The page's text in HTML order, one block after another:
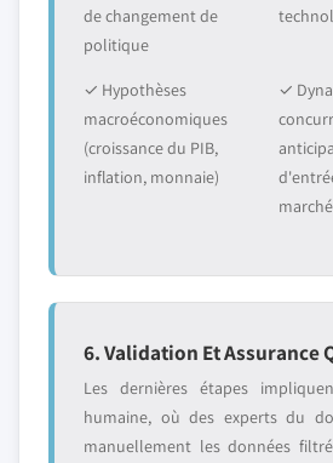
de changement de
politique
✓ Hypothèses
macroéconomiques
(croissance du PIB,
inflation, monnaie)
✓
marché
6. Validation Et Assurance
Les dernières étapes
humaine, où des experts du
manuellement les données